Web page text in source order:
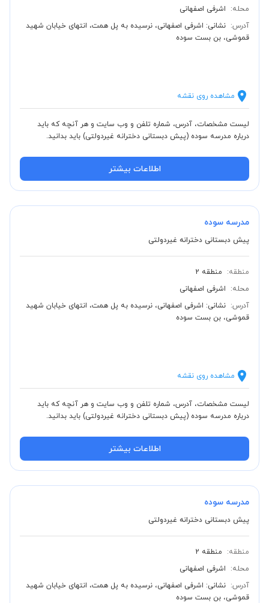
محله:
اشرفی اصفهانی
آدرس: نشانی: اشرفی اصفهانی، نرسیده به پل همت، انتهای خیابان شهید
قموشی، بن بست سوده
مشاهده روی نقشه
لیست مشخصات، آدرس، شماره تلفن و وب سایت و هر آنچه که باید
درباره مدرسه سوده (پیش دبستانی دخترانه غیردولتی) باید بدانید.
اطلاعات بیشتر
مدرسه سوده
پیش دبستانی دخترانه غیردولتی
منطقه:
منطقه 2
محله:
اشرفی اصفهانی
آدرس: نشانی: اشرفی اصفهانی، نرسیده به پل همت، انتهای خیابان شهید
قموشی، بن بست سوده
مشاهده روی نقشه
لیست مشخصات، آدرس، شماره تلفن و وب سایت و هر آنچه که باید
درباره مدرسه سوده (پیش دبستانی دخترانه غیردولتی) باید بدانید.
اطلاعات بیشتر
مدرسه سوده
پیش دبستانی دخترانه غیردولتی
منطقه:
منطقه 2
محله:
اشرفی اصفهانی
آدرس: نشانی: اشرفی اصفهانی، نرسیده به پل همت، انتهای خیابان شهید
قموشی، بن بست سوده